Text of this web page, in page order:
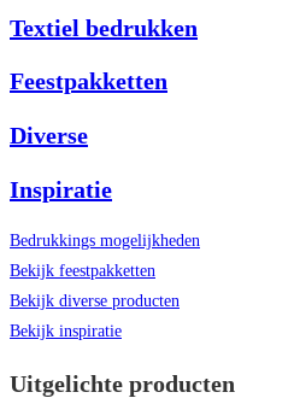
Textiel bedrukken
Feestpakketten
Diverse
Inspiratie
Bedrukkings mogelijkheden
Bekijk feestpakketten
Bekijk diverse producten
Bekijk inspiratie
Uitgelichte producten